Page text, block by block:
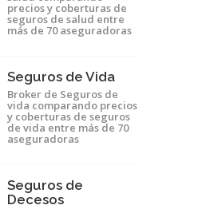
precios y coberturas de
seguros de salud entre
más de 70 aseguradoras
Seguros de Vida
Broker de Seguros de
vida comparando precios
y coberturas de seguros
de vida entre más de 70
aseguradoras
Seguros de
Decesos